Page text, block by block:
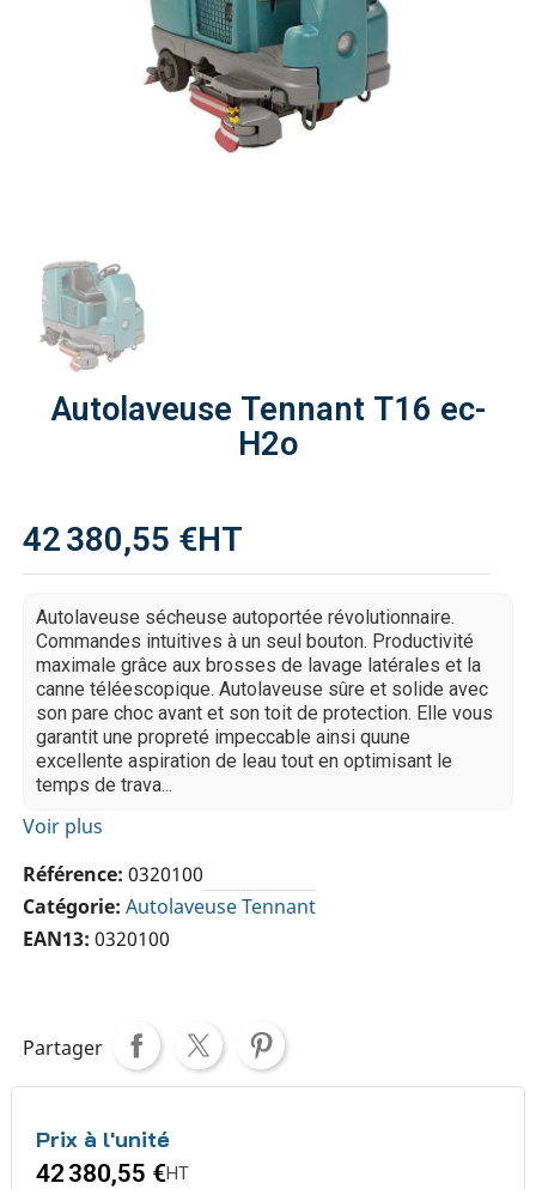
Autolaveuse Tennant T16 ec-
H2o
42 380,55 €HT
Autolaveuse sécheuse autoportée révolutionnaire.
Commandes intuitives à un seul bouton. Productivité
maximale grâce aux brosses de lavage latérales et la
canne téléescopique. Autolaveuse sûre et solide avec
son pare choc avant et son toit de protection. Elle vous
garantit une propreté impeccable ainsi quune
excellente aspiration de leau tout en optimisant le
temps de trava...
Voir plus
Référence 0320100
Catégorie Autolaveuse Tennant
EAN13 0320100
Partager
Prix à l'unité
42 380,55 €HT